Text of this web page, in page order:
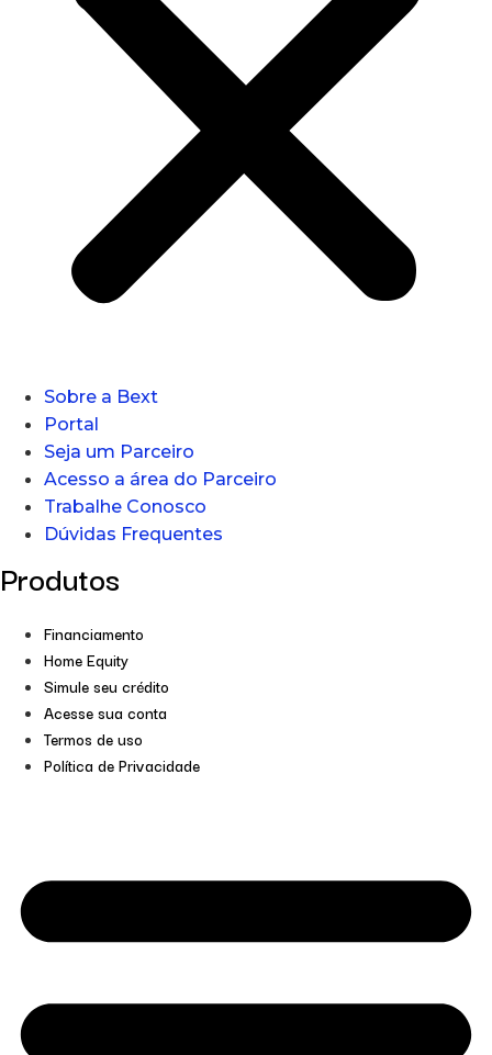
Sobre a Bext
Portal
Seja um Parceiro
Acesso a área do Parceiro
Trabalhe Conosco
Dúvidas Frequentes
Produtos
Financiamento
Home Equity
Simule seu crédito
Acesse sua conta
Termos de uso
Política de Privacidade